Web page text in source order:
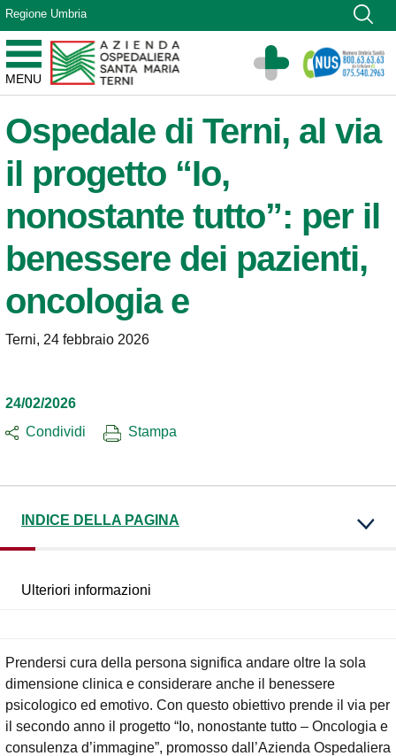
Vai ai contenuti
Vai al menu di navigazione
Vai al footer
Regione Umbria
MENU
Azienda Ospedaliera Santa Maria di Terni
Sito Istituzionale
Ospedale di Terni, al via
il progetto “Io,
nonostante tutto”: per il
benessere dei pazienti,
oncologia e
Terni, 24 febbraio 2026
24/02/2026
Condividi
Stampa
INDICE DELLA PAGINA
Ulteriori informazioni
Prendersi cura della persona significa andare oltre la sola
dimensione clinica e considerare anche il benessere
psicologico ed emotivo. Con questo obiettivo prende il via per
il secondo anno il progetto “Io, nonostante tutto – Oncologia e
consulenza d’immagine”, promosso dall’Azienda Ospedaliera